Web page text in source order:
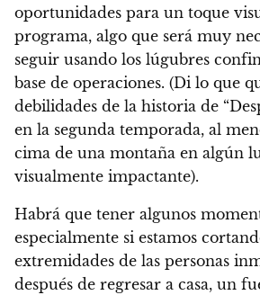
oportunidades para un toque
programa, algo que será muy
seguir usando los lúgubres
base de operaciones. (Di lo que
debilidades de la historia de
en la segunda temporada, al
cima de una montaña en algún
visualmente impactante).
Habrá que tener algunos
especialmente si estamos
extremidades de las personas
después de regresar a casa, un